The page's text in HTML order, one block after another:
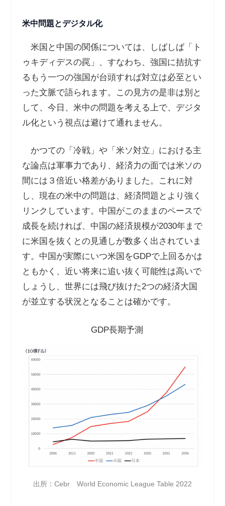
米中問題とデジタル化
米国と中国の関係については、しばしば「ト
ゥキディデスの罠」、すなわち、強国に拮抗す
るもう一つの強国が台頭すれば対立は必至とい
った文脈で語られます。この見方の是非は別と
して、今日、米中の問題を考える上で、デジタ
ル化という視点は避けて通れません。
かつての「冷戦」や「米ソ対立」における主
な論点は軍事力であり、経済力の面では米ソの
間には３倍近い格差がありました。これに対
し、現在の米中の問題は、経済問題とより強く
リンクしています。中国がこのままのペースで
成長を続ければ、中国の経済規模が2030年まで
に米国を抜くとの見通しが数多く出されていま
す。中国が実際にいつ米国をGDPで上回るかは
ともかく、近い将来に追い抜く可能性は高いで
しょうし、世界には飛び抜けた2つの経済大国
が並立する状況となることは確かです。
GDP長期予測
出所：Cebr World Economic League Table 2022